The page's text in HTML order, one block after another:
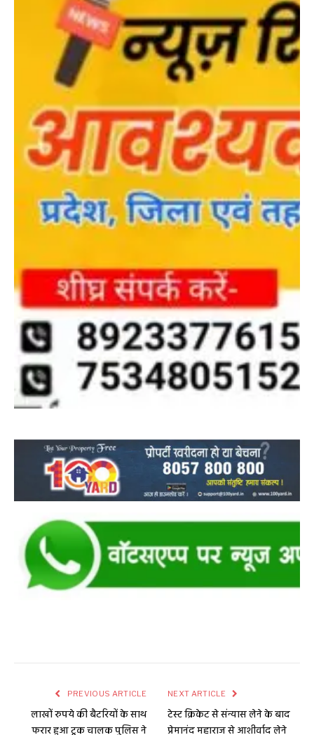
PREVIOUS ARTICLE
लाखों रुपये की बैटरियों के साथ
फरार हुआ ट्रक चालक पुलिस ने
NEXT ARTICLE
टेस्ट क्रिकेट से संन्यास लेने के बाद
प्रेमानंद महाराज से आशीर्वाद लेने